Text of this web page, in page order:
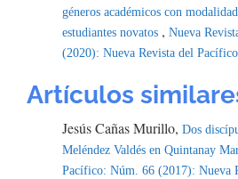
géneros académicos con
estudiantes novatos , Nueva
(2020): Nueva Revista del Pacífico
Artículos
Jesús Cañas Murillo, Dos
Meléndez Valdés en Quintanay
Pacífico: Núm. 66 (2017): Nueva